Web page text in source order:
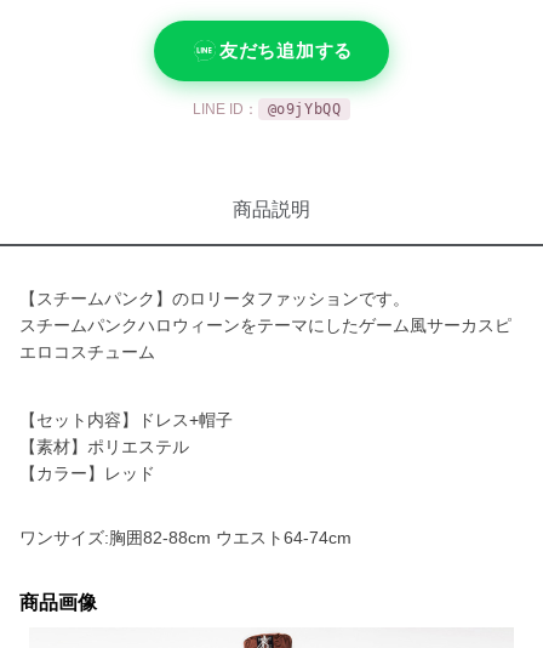
友だち追加する
LINE ID： @o9jYbQQ
商品説明
【スチームパンク】のロリータファッションです。
スチームパンクハロウィーンをテーマにしたゲーム風サーカスピ
エロコスチューム
【セット内容】ドレス+帽子
【素材】ポリエステル
【カラー】レッド
ワンサイズ:胸囲82-88cm ウエスト64-74cm
商品画像